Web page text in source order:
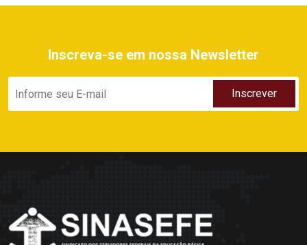
Inscreva-se em nossa Newsletter